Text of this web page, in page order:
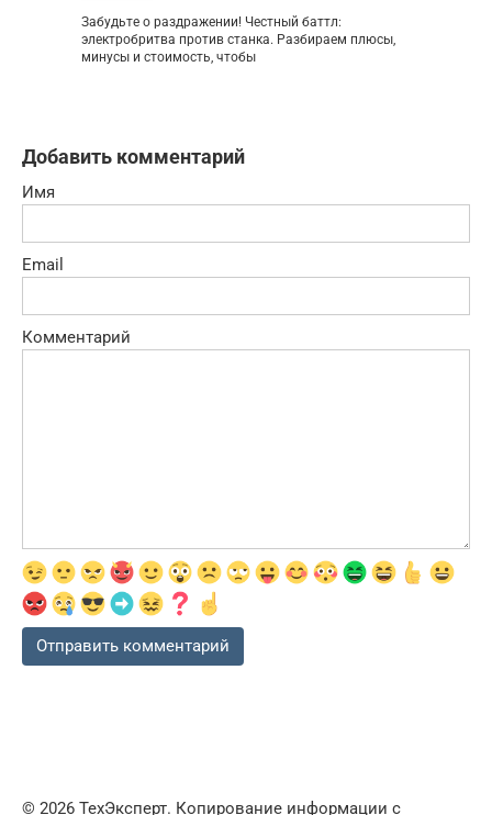
Забудьте о раздражении! Честный баттл:
электробритва против станка. Разбираем плюсы,
минусы и стоимость, чтобы
Добавить комментарий
Имя
Email
Комментарий
© 2026 ТехЭксперт. Копирование информации с